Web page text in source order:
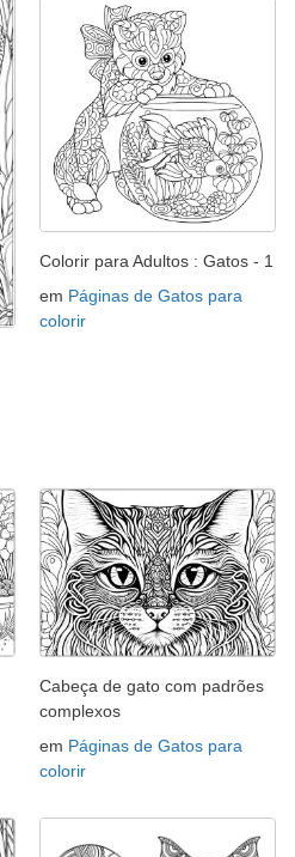
Colorir para Adultos : Gatos - 1
em Páginas de Gatos para
colorir
Cabeça de gato com padrões
complexos
em Páginas de Gatos para
colorir